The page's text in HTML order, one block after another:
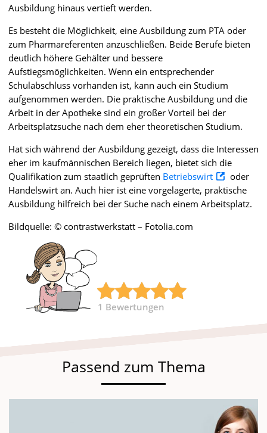
Ausbildung hinaus vertieft werden.
Es besteht die Möglichkeit, eine Ausbildung zum PTA oder
zum Pharmareferenten anzuschließen. Beide Berufe bieten
deutlich höhere Gehälter und bessere
Aufstiegsmöglichkeiten. Wenn ein entsprechender
Schulabschluss vorhanden ist, kann auch ein Studium
aufgenommen werden. Die praktische Ausbildung und die
Arbeit in der Apotheke sind ein großer Vorteil bei der
Arbeitsplatzsuche nach dem eher theoretischen Studium.
Hat sich während der Ausbildung gezeigt, dass die Interessen
eher im kaufmännischen Bereich liegen, bietet sich die
Qualifikation zum staatlich geprüften Betriebswirt
oder
Handelswirt an. Auch hier ist eine vorgelagerte, praktische
Ausbildung hilfreich bei der Suche nach einem Arbeitsplatz.
Bildquelle: © contrastwerkstatt – Fotolia.com
1 Bewertungen
Passend zum Thema